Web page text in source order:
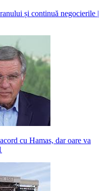
și continuă negocierile |
cu Hamas, dar oare va